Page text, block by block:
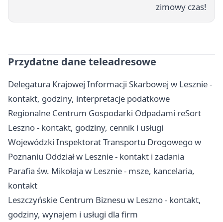
zimowy czas!
Przydatne dane teleadresowe
Delegatura Krajowej Informacji Skarbowej w Lesznie -
kontakt, godziny, interpretacje podatkowe
Regionalne Centrum Gospodarki Odpadami reSort
Leszno - kontakt, godziny, cennik i usługi
Wojewódzki Inspektorat Transportu Drogowego w
Poznaniu Oddział w Lesznie - kontakt i zadania
Parafia św. Mikołaja w Lesznie - msze, kancelaria,
kontakt
Leszczyńskie Centrum Biznesu w Leszno - kontakt,
godziny, wynajem i usługi dla firm